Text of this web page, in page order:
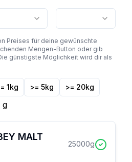
Preises für deine gewünschte
Mengen-Button oder gib
günstigste Möglichkeit wird dir als
1kg >= 5kg >= 20kg
g
MALT
25000g